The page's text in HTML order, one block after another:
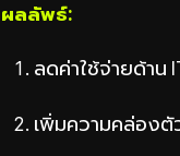
ผลลัพธ์:
ลดค่าใช้จ่ายด้าน
เพิ่มความคล่อง